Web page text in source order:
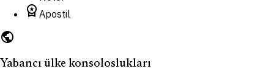
workspace_premium Apostil
public
Yabancı ülke konsoloslukları